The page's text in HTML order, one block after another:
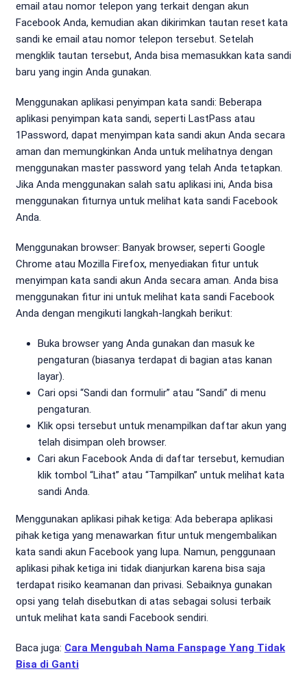
email atau nomor telepon yang terkait dengan akun
Facebook Anda, kemudian akan dikirimkan tautan reset kata
sandi ke email atau nomor telepon tersebut. Setelah
mengklik tautan tersebut, Anda bisa memasukkan kata sandi
baru yang ingin Anda gunakan.
Menggunakan aplikasi penyimpan kata sandi: Beberapa
aplikasi penyimpan kata sandi, seperti LastPass atau
1Password, dapat menyimpan kata sandi akun Anda secara
aman dan memungkinkan Anda untuk melihatnya dengan
menggunakan master password yang telah Anda tetapkan.
Jika Anda menggunakan salah satu aplikasi ini, Anda bisa
menggunakan fiturnya untuk melihat kata sandi Facebook
Anda.
Menggunakan browser: Banyak browser, seperti Google
Chrome atau Mozilla Firefox, menyediakan fitur untuk
menyimpan kata sandi akun Anda secara aman. Anda bisa
menggunakan fitur ini untuk melihat kata sandi Facebook
Anda dengan mengikuti langkah-langkah berikut:
Buka browser yang Anda gunakan dan masuk ke
pengaturan (biasanya terdapat di bagian atas kanan
layar).
Cari opsi “Sandi dan formulir” atau “Sandi” di menu
pengaturan.
Klik opsi tersebut untuk menampilkan daftar akun yang
telah disimpan oleh browser.
Cari akun Facebook Anda di daftar tersebut, kemudian
klik tombol “Lihat” atau “Tampilkan” untuk melihat kata
sandi Anda.
Menggunakan aplikasi pihak ketiga: Ada beberapa aplikasi
pihak ketiga yang menawarkan fitur untuk mengembalikan
kata sandi akun Facebook yang lupa. Namun, penggunaan
aplikasi pihak ketiga ini tidak dianjurkan karena bisa saja
terdapat risiko keamanan dan privasi. Sebaiknya gunakan
opsi yang telah disebutkan di atas sebagai solusi terbaik
untuk melihat kata sandi Facebook sendiri.
Baca juga: Cara Mengubah Nama Fanspage Yang Tidak
Bisa di Ganti